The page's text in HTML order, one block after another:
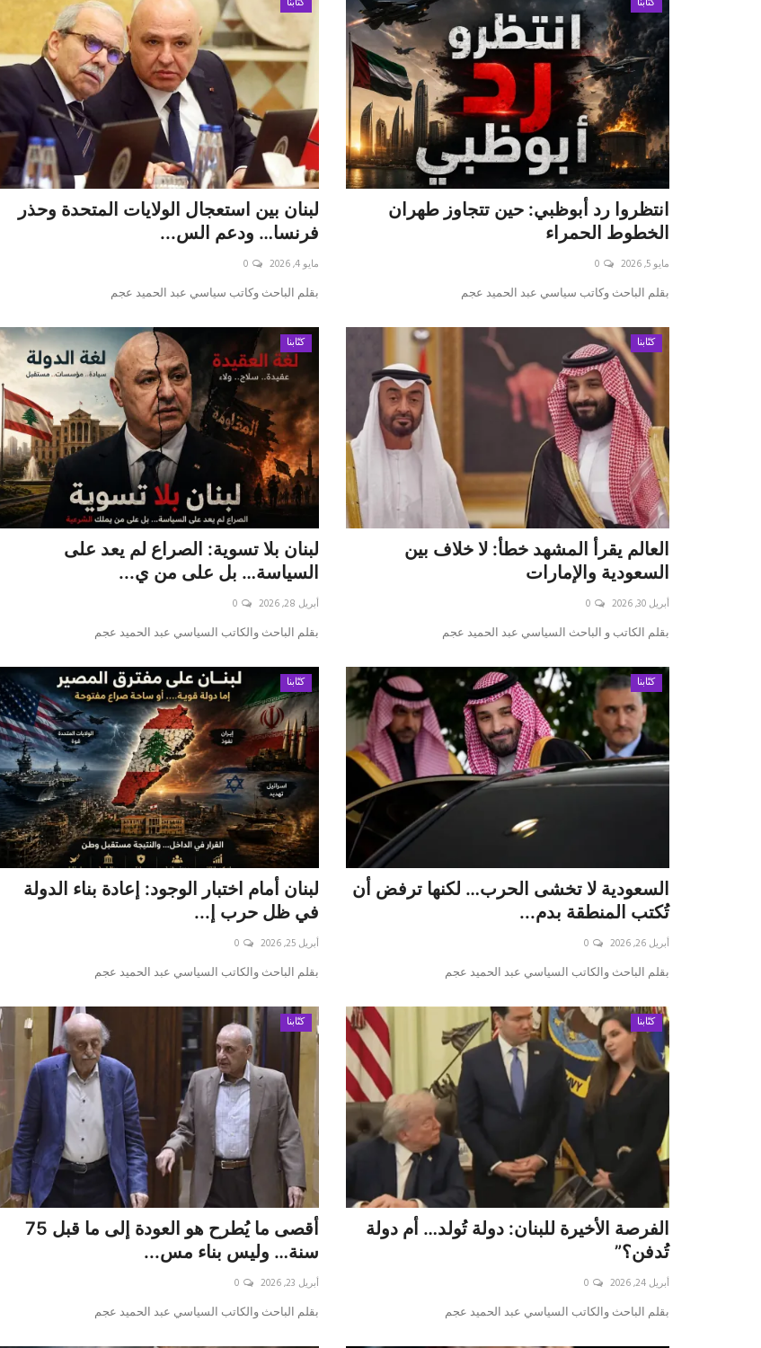
انتظروا رد أبوظبي: حين تتجاوز طهران
الخطوط الحمراء
مايو 5, 2026 0
بقلم الباحث وكاتب سياسي عبد الحميد عجم
لبنان بين استعجال الولايات المتحدة وحذر
فرنسا… ودعم الس...
مايو 4, 2026 0
بقلم الباحث وكاتب سياسي عبد الحميد عجم
كتّابنا
العالم يقرأ المشهد خطأ: لا خلاف بين
السعودية والإمارات
أبريل 30, 2026 0
بقلم الكاتب و الباحث السياسي عبد الحميد عجم
كتّابنا
لبنان بلا تسوية: الصراع لم يعد على
السياسة… بل على من ي...
أبريل 28, 2026 0
بقلم الباحث والكاتب السياسي عبد الحميد عجم
كتّابنا
السعودية لا تخشى الحرب… لكنها ترفض أن
تُكتب المنطقة بدم...
أبريل 26, 2026 0
بقلم الباحث والكاتب السياسي عبد الحميد عجم
كتّابنا
لبنان أمام اختبار الوجود: إعادة بناء الدولة
في ظل حرب إ...
أبريل 25, 2026 0
بقلم الباحث والكاتب السياسي عبد الحميد عجم
كتّابنا
الفرصة الأخيرة للبنان: دولة تُولد… أم دولة
تُدفن؟”
أبريل 24, 2026 0
بقلم الباحث والكاتب السياسي عبد الحميد عجم
كتّابنا
أقصى ما يُطرح هو العودة إلى ما قبل 75
سنة… وليس بناء مس...
أبريل 23, 2026 0
بقلم الباحث والكاتب السياسي عبد الحميد عجم